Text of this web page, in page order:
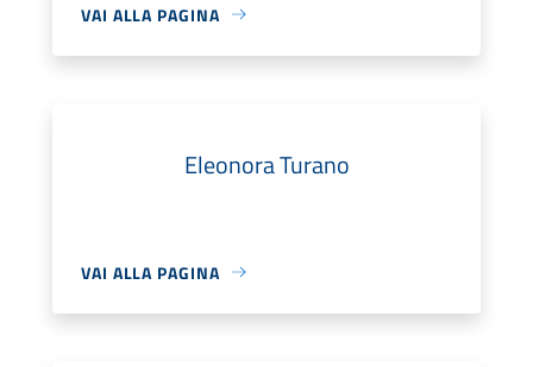
VAI ALLA PAGINA
Eleonora Turano
VAI ALLA PAGINA